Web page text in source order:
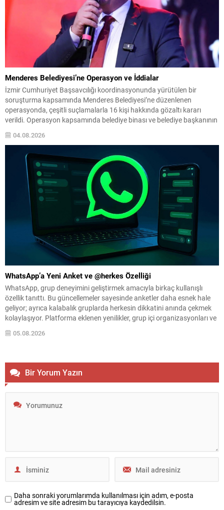
Menderes Belediyesi’ne Operasyon ve İddialar
İzmir Cumhuriyet Başsavcılığı koordinasyonunda yürütülen bir
soruşturma kapsamında Menderes Belediyesi’ne düzenlenen
operasyonda, çeşitli suçlamalarla 16 kişi hakkında gözaltı kararı
verildi. Operasyon kapsamında belediye binası ve belediye başkanının
konutunda arama yapıldı; aralarında belediye başkanı, başkan
yardımcıları, imar ve şehircilik yetkilileri ile meclis üyeleri ve personel
04.08.2026
WhatsApp’a Yeni Anket ve @herkes Özelliği
WhatsApp, grup deneyimini geliştirmek amacıyla birkaç kullanışlı
özellik tanıttı. Bu güncellemeler sayesinde anketler daha esnek hale
geliyor; ayrıca kalabalık gruplarda herkesin dikkatini anında çekmek
kolaylaşıyor. Platforma eklenen yenilikler, grup içi organizasyonları ve
duyuruları yönetmeyi daha pratik bir hâle getiriyor. Aşağıda öne çıkan
değişiklikler ve kullanım notları özetlenmiştir. Anketlerde esneklik ve...
05.08.2026
Bir Yorum Yazın
Daha sonraki yorumlarımda kullanılması için adım, e-posta
adresim ve site adresim bu tarayıcıya kaydedilsin.